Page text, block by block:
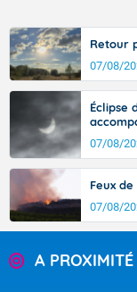
Retour
07/08/
Éclipse
07/08/
Feux
07/08/
A